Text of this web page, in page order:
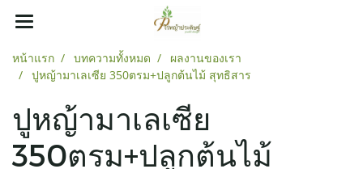
หน้าแรก บทความทั้งหมด
ผลงานของเรา
ปูหญ้ามาเลเซีย 350ตรม+ปลูกต้นไม้ สุทธิสาร
ปูหญ้ามาเลเซีย
350ตรม+ปลูกต้นไม้